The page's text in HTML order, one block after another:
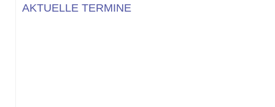
AKTUELLE TERMINE